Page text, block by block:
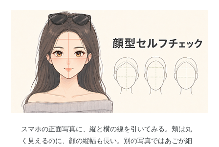
スマホの正面写真に、縦と横の線を引いてみる。頬は丸
く見えるのに、顔の縦幅も長い。別の写真ではあごが細